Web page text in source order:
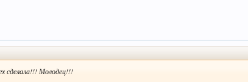
сделала!!! Молодец!!!